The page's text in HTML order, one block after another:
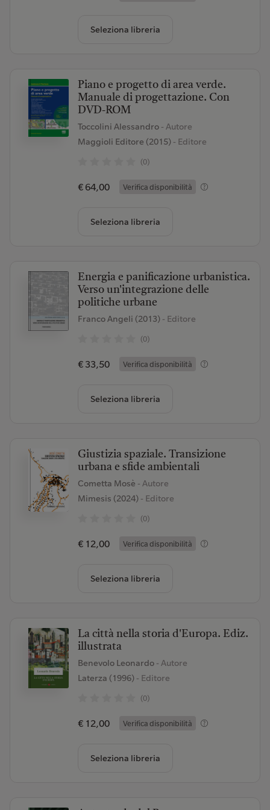
Seleziona libreria
Piano e progetto di area verde.
Manuale di progettazione. Con
DVD-ROM
Toccolini Alessandro - Autore
Maggioli Editore (2015)- Editore
(0)
€ 64,00 Verifica disponibilità
Seleziona libreria
Energia e panificazione urbanistica.
Verso un'integrazione delle
politiche urbane
Franco Angeli (2013)- Editore
(0)
€ 33,50 Verifica disponibilità
Seleziona libreria
Giustizia spaziale. Transizione
urbana e sfide ambientali
Cometta Mosè - Autore
Mimesis (2024)- Editore
(0)
€ 12,00 Verifica disponibilità
Seleziona libreria
La città nella storia d'Europa. Ediz.
illustrata
Benevolo Leonardo - Autore
Laterza (1996)- Editore
(0)
€ 12,00 Verifica disponibilità
Seleziona libreria